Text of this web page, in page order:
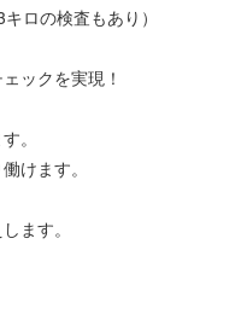
ロの検査もあり）
ックを実現！
。
けます。
ます。